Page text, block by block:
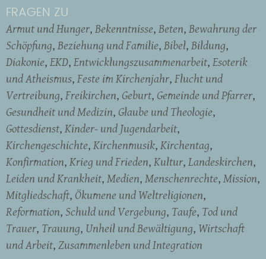
FRAGEN ZU
Armut und Hunger Bekenntnisse Beten Bewahrung der
Schöpfung Beziehung und Familie Bibel Bildung
Diakonie EKD Entwicklungszusammenarbeit Esoterik
und Atheismus Feste im Kirchenjahr Flucht und
Vertreibung Freikirchen Geburt Gemeinde und Pfarrer
Gesundheit und Medizin Glaube und Theologie
Gottesdienst Kinder- und Jugendarbeit
Kirchengeschichte Kirchenmusik Kirchentag
Konfirmation Krieg und Frieden Kultur Landeskirchen
Leiden und Krankheit Medien Menschenrechte Mission
Mitgliedschaft Ökumene und Weltreligionen
Reformation Schuld und Vergebung Taufe Tod und
Trauer Trauung Unheil und Bewältigung Wirtschaft
und Arbeit Zusammenleben und Integration